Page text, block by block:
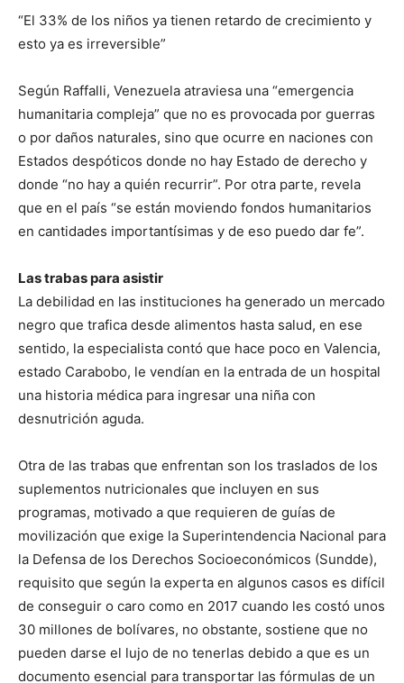
“El 33% de los niños ya tienen retardo de crecimiento y
esto ya es irreversible”
Según Raffalli, Venezuela atraviesa una “emergencia
humanitaria compleja” que no es provocada por guerras
o por daños naturales, sino que ocurre en naciones con
Estados despóticos donde no hay Estado de derecho y
donde “no hay a quién recurrir”. Por otra parte, revela
que en el país “se están moviendo fondos humanitarios
en cantidades importantísimas y de eso puedo dar fe”.
Las trabas para asistir
La debilidad en las instituciones ha generado un mercado
negro que trafica desde alimentos hasta salud, en ese
sentido, la especialista contó que hace poco en Valencia,
estado Carabobo, le vendían en la entrada de un hospital
una historia médica para ingresar una niña con
desnutrición aguda.
Otra de las trabas que enfrentan son los traslados de los
suplementos nutricionales que incluyen en sus
programas, motivado a que requieren de guías de
movilización que exige la Superintendencia Nacional para
la Defensa de los Derechos Socioeconómicos (Sundde),
requisito que según la experta en algunos casos es difícil
de conseguir o caro como en 2017 cuando les costó unos
30 millones de bolívares, no obstante, sostiene que no
pueden darse el lujo de no tenerlas debido a que es un
documento esencial para transportar las fórmulas de un